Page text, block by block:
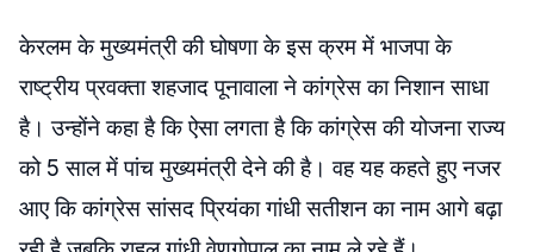
केरलम के मुख्यमंत्री की घोषणा के इस क्रम में भाजपा के
राष्ट्रीय प्रवक्ता शहजाद पूनावाला ने कांग्रेस का निशान साधा
है। उन्होंने कहा है कि ऐसा लगता है कि कांग्रेस की योजना राज्य
को 5 साल में पांच मुख्यमंत्री देने की है। वह यह कहते हुए नजर
आए कि कांग्रेस सांसद प्रियंका गांधी सतीशन का नाम आगे बढ़ा